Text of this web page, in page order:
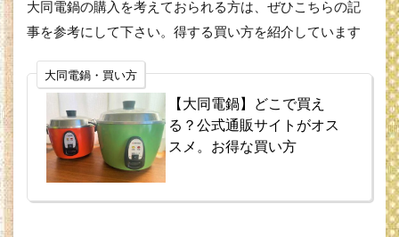
大同電鍋の購入を考えておられる方は、ぜひこちらの記
事を参考にして下さい。得する買い方を紹介しています
大同電鍋・買い方
【大同電鍋】どこで買え
る？公式通販サイトがオス
スメ。お得な買い方